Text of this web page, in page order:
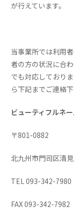
が行えています。
当事業所では利用
者の方の状況に合
でも対応しており
ら下記までご連絡下
ビューティフルネ
〒801-0882
北九州市門司区清
TEL 093-342-7980
FAX 093-342-7982